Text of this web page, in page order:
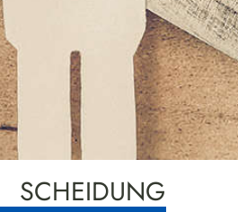
SCHEIDUNG